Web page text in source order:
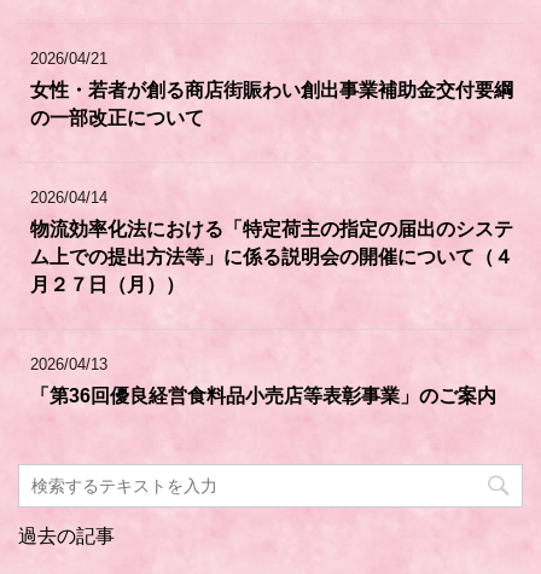
2026/04/21
女性・若者が創る商店街賑わい創出事業補助金交付要綱
の一部改正について
2026/04/14
物流効率化法における「特定荷主の指定の届出のシステ
ム上での提出方法等」に係る説明会の開催について（４
月２７日（月））
2026/04/13
「第36回優良経営食料品小売店等表彰事業」のご案内
過去の記事